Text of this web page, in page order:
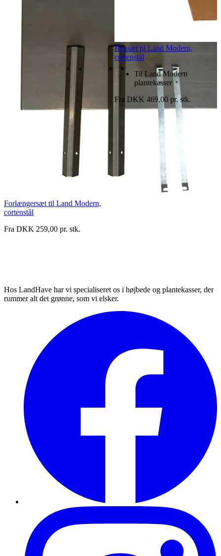
Forlængersæt til Land Modern,
cortenstål
Fra DKK 259,00 pr. stk.
Bensæt til Land Modern,
cortenstål
Til Land Modern
plantekasser
Fra DKK 469,00 pr. stk.
Hos LandHave har vi specialiseret os i højbede og plantekasser, der
rummer alt det grønne, som vi elsker.